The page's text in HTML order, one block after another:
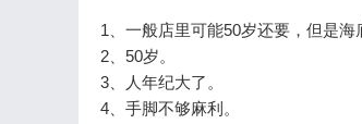
1、一般店里可能50岁还要，但是海
2、50岁。
3、人年纪大了。
4、手脚不够麻利。